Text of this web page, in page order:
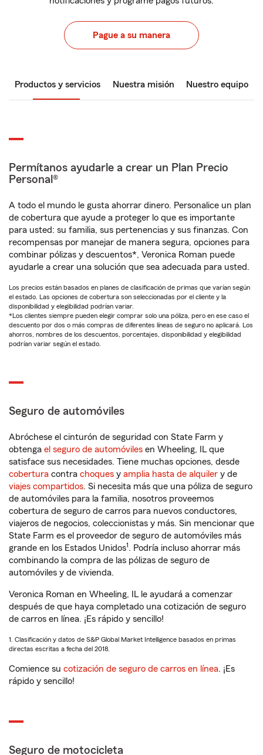
Pague a su manera
Productos y servicios Nuestra misión Nuestro equipo
Permítanos ayudarle a crear un Plan Precio
Personal®
A todo el mundo le gusta ahorrar dinero. Personalice un plan
de cobertura que ayude a proteger lo que es importante
para usted: su familia, sus pertenencias y sus finanzas. Con
recompensas por manejar de manera segura, opciones para
combinar pólizas y descuentos*, Veronica Roman puede
ayudarle a crear una solución que sea adecuada para usted.
Los precios están basados en planes de clasificación de primas que varían según
el estado. Las opciones de cobertura son seleccionadas por el cliente y la
disponibilidad y elegibilidad podrían variar.
*Los clientes siempre pueden elegir comprar solo una póliza, pero en ese caso el
descuento por dos o más compras de diferentes líneas de seguro no aplicará. Los
ahorros, nombres de los descuentos, porcentajes, disponibilidad y elegibilidad
podrían variar según el estado.
Seguro de automóviles
Abróchese el cinturón de seguridad con State Farm y
obtenga el seguro de automóviles en Wheeling, IL que
satisface sus necesidades. Tiene muchas opciones, desde
cobertura contra choques y amplia hasta de alquiler y de
viajes compartidos. Si necesita más que una póliza de seguro
de automóviles para la familia, nosotros proveemos
cobertura de seguro de carros para nuevos conductores,
viajeros de negocios, coleccionistas y más. Sin mencionar que
State Farm es el proveedor de seguro de automóviles más
grande en los Estados Unidos1. Podría incluso ahorrar más
combinando la compra de las pólizas de seguro de
automóviles y de vivienda.
Veronica Roman en Wheeling, IL le ayudará a comenzar
después de que haya completado una cotización de seguro
de carros en línea. ¡Es rápido y sencillo!
1. Clasificación y datos de S&P Global Market Intelligence basados en primas
directas escritas a fecha del 2018.
Comience su cotización de seguro de carros en línea. ¡Es
rápido y sencillo!
Seguro de motocicleta